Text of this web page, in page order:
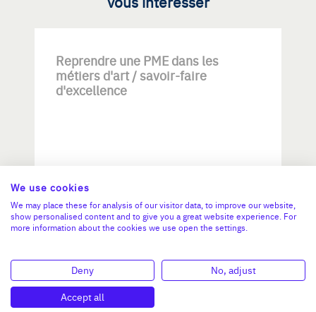
Reprendre une PME dans les
métiers d'art / savoir-faire
d'excellence
Investissement max:
>2 M€ et <= 5 M€
We use cookies
We may place these for analysis of our visitor data, to improve our website,
show personalised content and to give you a great website experience. For
more information about the cookies we use open the settings.
Deny
No, adjust
Accept all